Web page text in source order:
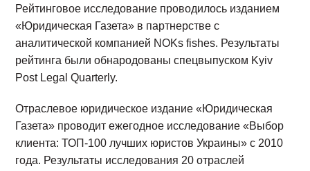
Рейтинговое исследование проводилось изданием
«Юридическая Газета» в партнерстве с
аналитической компанией NOKs fishes. Результаты
рейтинга были обнародованы спецвыпуском Kyiv
Post Legal Quarterly.
Отраслевое юридическое издание «Юридическая
Газета» проводит ежегодное исследование «Выбор
клиента: ТОП-100 лучших юристов Украины» с 2010
года. Результаты исследования 20 отраслей